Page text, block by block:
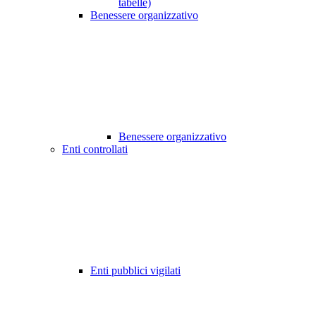
tabelle)
Benessere organizzativo
Benessere organizzativo
Enti controllati
Enti pubblici vigilati